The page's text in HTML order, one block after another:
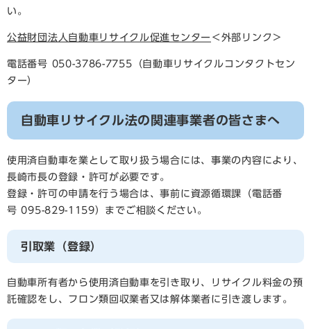
い。
公益財団法人自動車リサイクル促進センター ＜外部リンク＞
電話番号 050-3786-7755（自動車リサイクルコンタクトセン
ター）
自動車リサイクル法の関連事業者の皆さまへ
使用済自動車を業として取り扱う場合には、事業の内容により、
長崎市長の登録・許可が必要です。
登録・許可の申請を行う場合は、事前に資源循環課（電話番
号 095-829-1159）までご相談ください。
引取業（登録）
自動車所有者から使用済自動車を引き取り、リサイクル料金の預
託確認をし、フロン類回収業者又は解体業者に引き渡します。